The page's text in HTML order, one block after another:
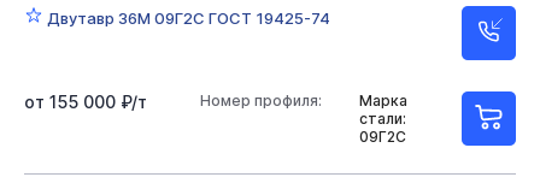
Двутавр 36М 09Г2С ГОСТ 19425-74
Марка
стали:
09Г2С
Номер профиля:
от 155 000 ₽/т